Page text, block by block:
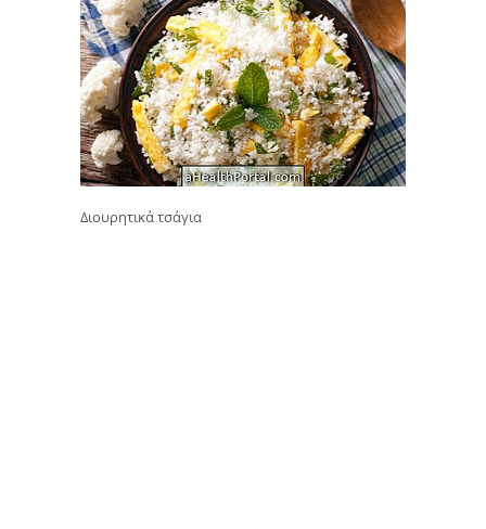
Διουρητικά τσάγια